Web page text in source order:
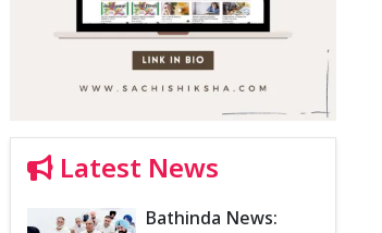
Latest News
Bathinda News: